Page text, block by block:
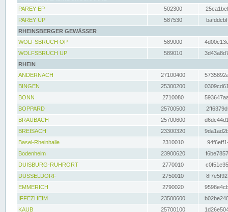
PAREY EP
502300
PAREY UP
587530
RHEINSBERGER GEWÄSSER
WOLFSBRUCH OP
589000
WOLFSBRUCH UP
589010
RHEIN
ANDERNACH
27100400
BINGEN
25300200
BONN
2710080
BOPPARD
25700500
BRAUBACH
25700600
BREISACH
23300320
Basel-Rheinhalle
2310010
Bodenheim
23900620
DUISBURG-RUHRORT
2770010
DÜSSELDORF
2750010
EMMERICH
2790020
IFFEZHEIM
23500600
KAUB
25700100